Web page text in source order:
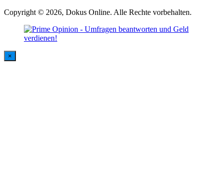
Copyright © 2026, Dokus Online. Alle Rechte vorbehalten.
×